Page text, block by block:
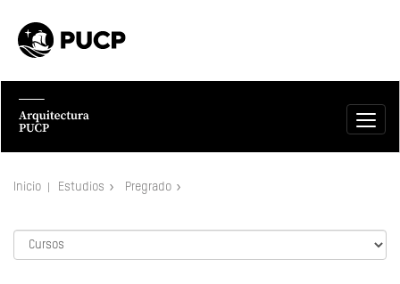
Inicio Estudios Pregrado